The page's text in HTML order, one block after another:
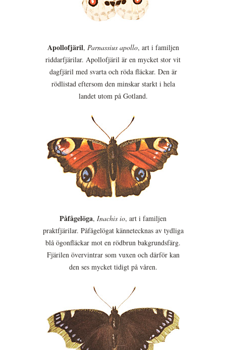
Apollofjäril, Parnassius apollo, art i familjen
riddarfjärilar. Apollofjäril är en mycket stor vit
dagfjäril med svarta och röda fläckar. Den är
rödlistad eftersom den minskar starkt i hela
landet utom på Gotland.
Påfågelöga, Inachis io, art i familjen
praktfjärilar. Påfågelögat kännetecknas av tydliga
blå ögonfläckar mot en rödbrun bakgrundsfärg.
Fjärilen övervintrar som vuxen och därför kan
den ses mycket tidigt på våren.